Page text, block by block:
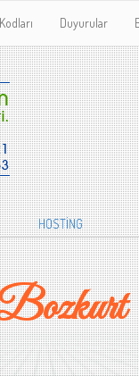
Duyurular
HOSTİNG